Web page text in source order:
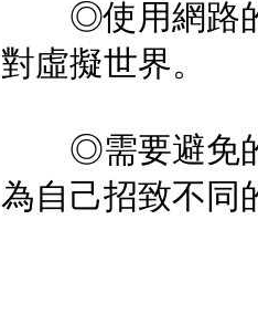
◎使用網路的
對虛擬世界。
◎需要避免的
為自己招致不同